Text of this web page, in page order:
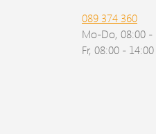
089 374 360
Mo-Do, 08:00 -
Fr, 08:00 -